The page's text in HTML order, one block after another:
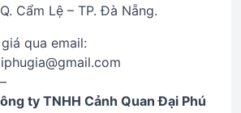
Cẩm Lệ – TP. Đà Nẵng.
qua email:
ty TNHH Cảnh Quan Đại Phú